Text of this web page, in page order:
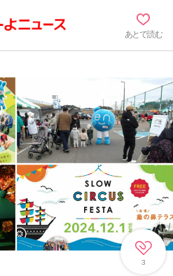
あとで読む
3